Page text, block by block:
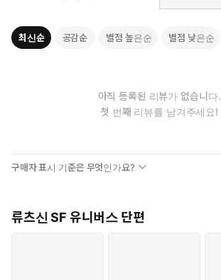
최신순 공감순 별점 높은순 별점 낮은순
아직 등록된 리뷰가 없습니다.
첫 번째 리뷰를 남겨주세요!
구매자 표시 기준은 무엇인가요?
류츠신 SF 유니버스 단편